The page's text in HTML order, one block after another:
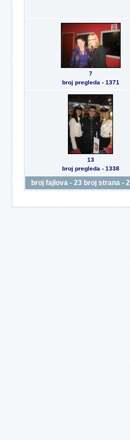
7
broj pregleda - 1371
13
broj pregleda - 1338
broj fajlova - 23 broj strana - 2